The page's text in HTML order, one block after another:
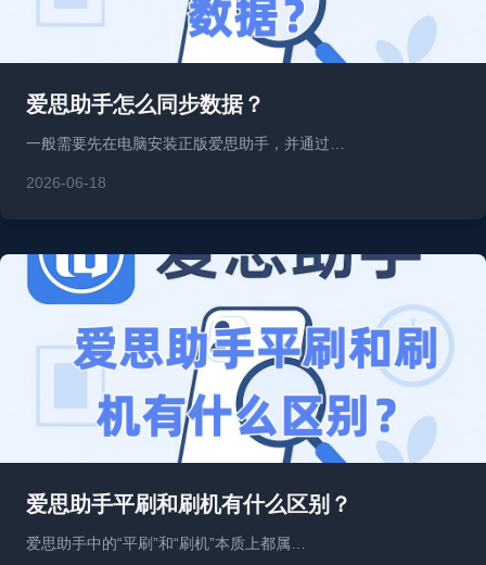
爱思助手怎么同步数据？
一般需要先在电脑安装正版爱思助手，并通过…
2026-06-18
爱思助手平刷和刷机有什么区别？
爱思助手中的“平刷”和“刷机”本质上都属…